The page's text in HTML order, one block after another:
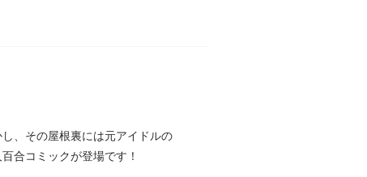
、その屋根裏には元アイドルの
合コミックが登場です！